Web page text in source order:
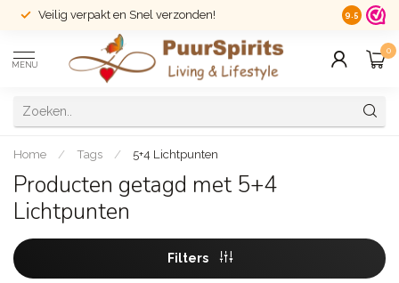
Veilig verpakt en Snel verzonden! 14 dagen
9.5
MENU
0
Home / Tags / 5+4 Lichtpunten
Producten getagd met 5+4
Lichtpunten
Filters